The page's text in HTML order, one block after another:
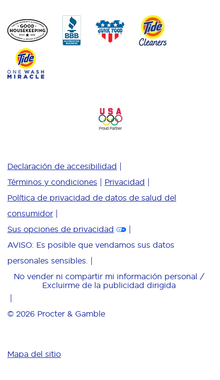
Declaración de accesibilidad
Términos y condiciones
Privacidad
Política de privacidad de datos de salud del
consumidor
Sus opciones de privacidad
AVISO: Es posible que vendamos sus datos
personales sensibles.
No vender ni compartir mi información personal /
Excluirme de la publicidad dirigida
© 2026 Procter & Gamble
Mapa del sitio